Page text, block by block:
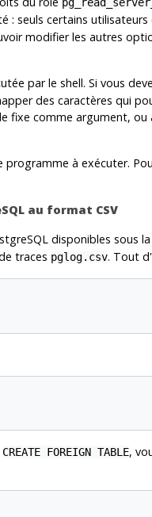
: seuls certains
modifier les autres
par le shell. Si vous
des caractères qui
fixe comme argument,
à exécuter.
au format CSV
disponibles sous
traces pglog.csv. Tout
CREATE FOREIGN TABLE,